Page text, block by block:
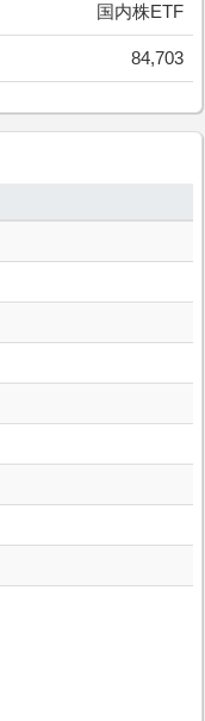
国内株ETF
84,703